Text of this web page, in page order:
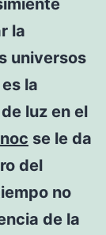
la
universos
la
luz en el
se le da
del
no
de la